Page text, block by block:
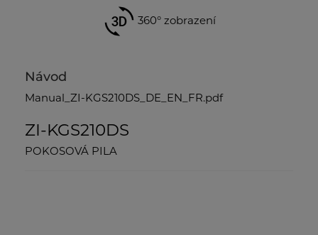
360° zobrazení
Návod
Manual_ZI-KGS210DS_DE_EN_FR.pdf
ZI-KGS210DS
POKOSOVÁ PILA